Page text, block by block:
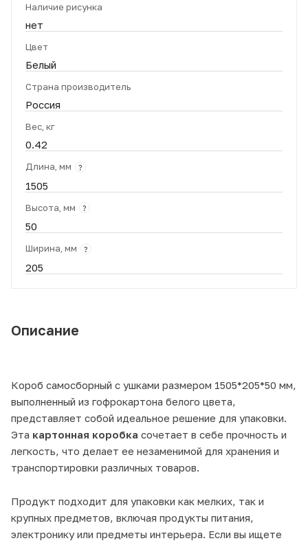
Наличие рисунка
нет
Цвет
Белый
Страна производитель
Россия
Вес, кг
0.42
Длина, мм ?
1505
Высота, мм ?
50
Ширина, мм ?
205
Описание
Короб самосборный с ушками размером 1505*205*50 мм,
выполненный из гофрокартона белого цвета,
представляет собой идеальное решение для упаковки.
Эта картонная коробка сочетает в себе прочность и
легкость, что делает ее незаменимой для хранения и
транспортировки различных товаров.
Продукт подходит для упаковки как мелких, так и
крупных предметов, включая продукты питания,
электронику или предметы интерьера. Если вы ищете